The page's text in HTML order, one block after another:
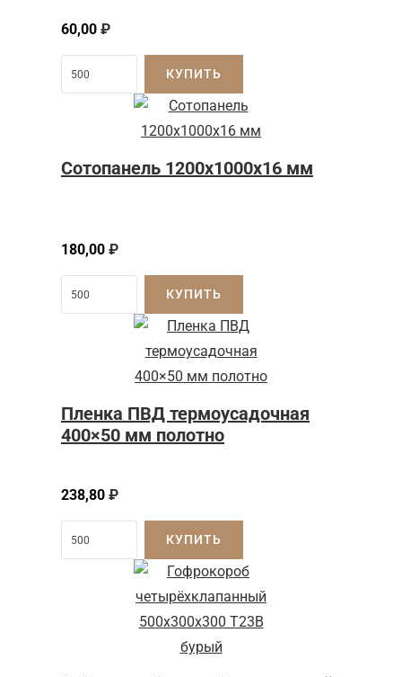
60,00 ₽
КУПИТЬ
Сотопанель 1200x1000x16 мм
180,00 ₽
КУПИТЬ
Пленка ПВД термоусадочная
400×50 мм полотно
238,80 ₽
КУПИТЬ